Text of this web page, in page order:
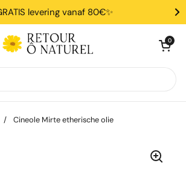
levering vanaf 80€✨
Winkelwagentje
0
/ Cineole Mirte etherische olie